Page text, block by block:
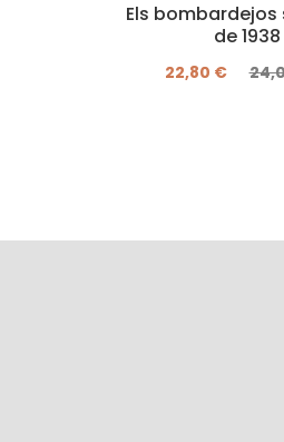
Els
de 1938
22,80 €